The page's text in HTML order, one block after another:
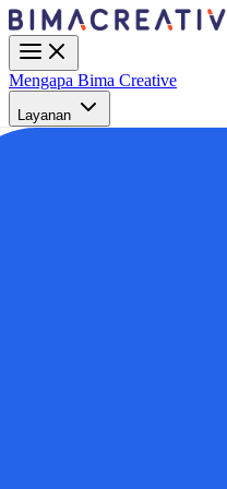
Mengapa Bima Creative
Layanan